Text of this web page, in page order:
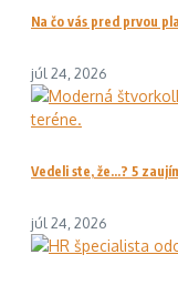
Na čo vás pred prvou
júl 24, 2026
Vedeli ste, že…? 5
júl 24, 2026